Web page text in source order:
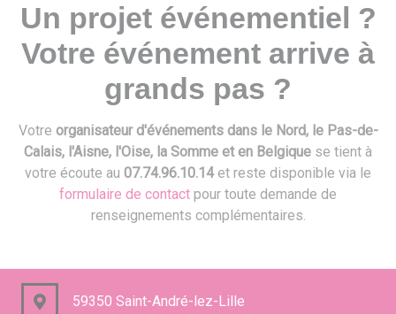
Un projet événementiel ?
Votre événement arrive à
grands pas ?
Votre organisateur d'événements dans le Nord, le Pas-de-
Calais, l'Aisne, l'Oise, la Somme et en Belgique se tient à
votre écoute au 07.74.96.10.14et reste disponible via le
formulaire de contact pour toute demande de
renseignements complémentaires.
59350 Saint-André-lez-Lille